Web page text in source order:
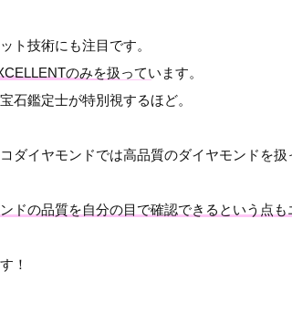
ト技術にも注目です。
のみを扱っています。
石鑑定士が特別視するほど。
ダイヤモンドでは高品質のダイヤモンドを扱
ドの品質を自分の目で確認できるという点
！